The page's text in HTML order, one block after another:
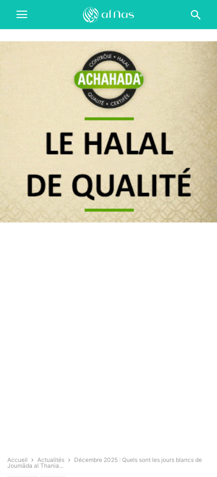
Accueil Actualités
Décembre 2025 : Quels sont les jours blancs de
Joumāda al Thania...